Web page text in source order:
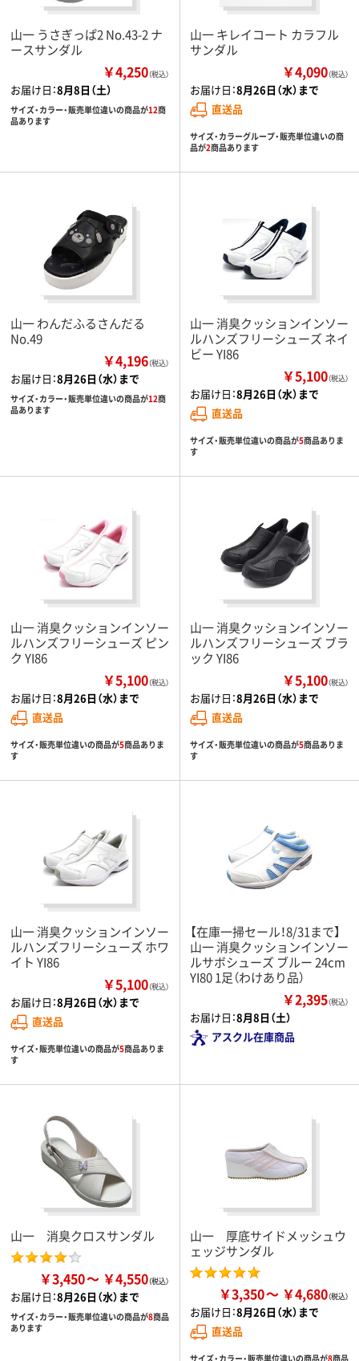
山一 うさぎっぱ2 No.43-2 ナ
ースサンダル
￥4,250（税込）
お届け日：8月8日（土）
サイズ・カラー・販売単位違いの商品が12商
品あります
山一 キレイコート カラフル
サンダル
￥4,090（税込）
お届け日：8月26日（水）まで
直送品
サイズ・カラーグループ・販売単位違いの商
品が2商品あります
山一 わんだふるさんだる
No.49
￥4,196（税込）
お届け日：8月26日（水）まで
サイズ・カラー・販売単位違いの商品が12商
品あります
山一 消臭クッションインソー
ルハンズフリーシューズ ネイ
ビー YI86
￥5,100（税込）
お届け日：8月26日（水）まで
直送品
サイズ・販売単位違いの商品が5商品ありま
す
山一 消臭クッションインソー
ルハンズフリーシューズ ピン
ク YI86
￥5,100（税込）
お届け日：8月26日（水）まで
直送品
サイズ・販売単位違いの商品が5商品ありま
す
山一 消臭クッションインソー
ルハンズフリーシューズ ブラ
ック YI86
￥5,100（税込）
お届け日：8月26日（水）まで
直送品
サイズ・販売単位違いの商品が5商品ありま
す
山一 消臭クッションインソー
ルハンズフリーシューズ ホワ
イト YI86
￥5,100（税込）
お届け日：8月26日（水）まで
直送品
サイズ・販売単位違いの商品が5商品ありま
す
【在庫一掃セール！8/31まで】
山一 消臭クッションインソー
ルサボシューズ ブルー 24cm
YI80 1足（わけあり品）
￥2,395（税込）
お届け日：8月8日（土）
アスクル在庫商品
山一 消臭クロスサンダル
￥3,450 ￥4,550
お届け日：8月26日（水）まで
サイズ・カラー・販売単位違いの商品が8商品
あります
山一 厚底サイドメッシュウ
ェッジサンダル
￥3,350 ￥4,680
お届け日：8月26日（水）まで
直送品
サイズ・カラー・販売単位違いの商品が8商品